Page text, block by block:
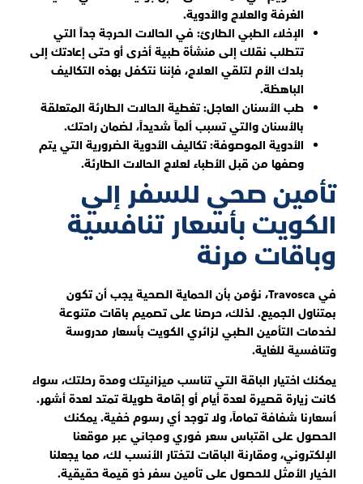
الغرفة والعلاج والأدوية.
الإخلاء الطبي الطارئ: في الحالات الحرجة جداً التي
تتطلب نقلك إلى منشأة طبية أخرى أو حتى إعادتك إلى
بلدك الأم لتلقي العلاج، فإننا نتكفل بهذه التكاليف
الباهظة.
طب الأسنان العاجل: تغطية الحالات الطارئة المتعلقة
بالأسنان والتي تسبب ألماً شديداً، لضمان راحتك.
الأدوية الموصوفة: تكاليف الأدوية الضرورية التي يتم
وصفها من قبل الأطباء لعلاج الحالات الطارئة.
تأمين صحي للسفر إلي
الكويت بأسعار تنافسية
وباقات مرنة
في Travosca، نؤمن بأن الحماية الصحية يجب أن تكون
بمتناول الجميع. لذلك، حرصنا على تصميم باقات متنوعة
لخدمات التأمين الطبي لزائري الكويت بأسعار مدروسة
وتنافسية للغاية.
يمكنك اختيار الباقة التي تناسب ميزانيتك ومدة رحلتك، سواء
كانت زيارة قصيرة لعدة أيام أو إقامة طويلة تمتد لعدة أشهر.
أسعارنا شفافة تماماً، ولا توجد أي رسوم خفية. يمكنك
الحصول على اقتباس سعر فوري ومجاني عبر موقعنا
الإلكتروني، ومقارنة الباقات لتختار الأنسب لك، مما يجعلنا
الخيار الأمثل للحصول على تأمين سفر ذو قيمة حقيقية.